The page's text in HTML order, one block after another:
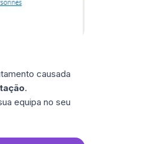
causada
.
equipa no seu